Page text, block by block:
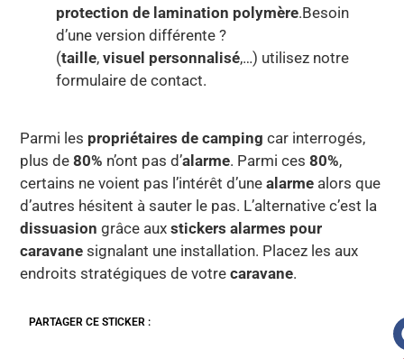
protection de lamination polymère.Besoin
d’une version différente ?
(taille, visuel personnalisé,…) utilisez notre
formulaire de contact.
Parmi les propriétaires de camping car interrogés,
plus de 80% n’ont pas d’alarme. Parmi ces 80%,
certains ne voient pas l’intérêt d’une alarmealors que
d’autres hésitent à sauter le pas. L’alternative c’est la
dissuasion grâce aux stickers alarmes pour
caravanesignalant une installation. Placez les aux
endroits stratégiques de votre caravane.
PARTAGER CE STICKER :